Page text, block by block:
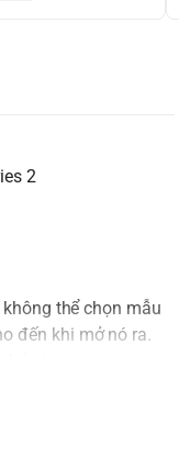
2
thể chọn mẫu
đến khi mở nó ra.
hợp mua cả SET và